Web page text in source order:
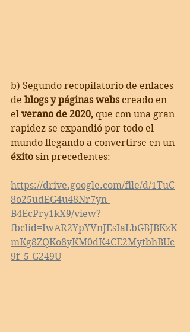
b) Segundo recopilatorio de enlaces
de blogs y páginas webs creado en
el verano de 2020, que con una gran
rapidez se expandió por todo el
mundo llegando a convertirse en un
éxito sin precedentes:
https://drive.google.com/file/d/1TuC
8o25udEG4u48Nr7yn-
B4EcPry1kX9/view?
fbclid=IwAR2YpYVnJEsIaLbGBJBKzK
mKg8ZQKo8yKM0dK4CE2MytbhBUc
9f_5-G249U